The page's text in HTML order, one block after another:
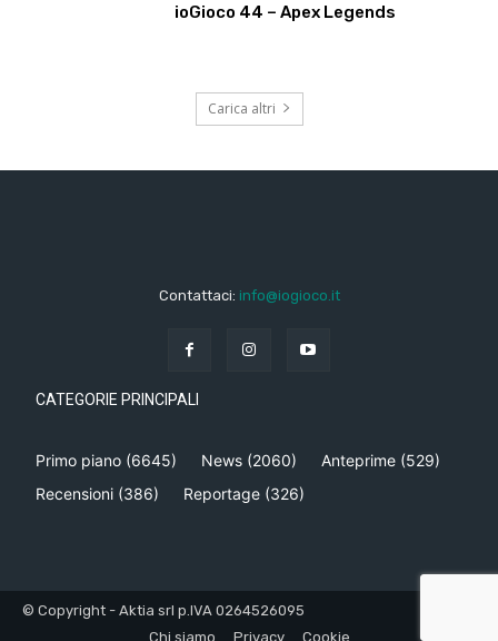
ioGioco 44 – Apex Legends
Carica altri
Contattaci: info@iogioco.it
CATEGORIE PRINCIPALI
Primo piano (6645) News (2060) Anteprime (529)
Recensioni (386) Reportage (326)
© Copyright - Aktia srl p.IVA 0264526095
Chi siamo
Privacy Cookie